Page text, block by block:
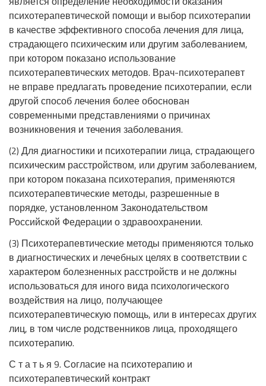
психотерапевтической помощи и выбор психотерапии
в качестве эффективного способа лечения для лица,
страдающего психическим или другим заболеванием,
при котором показано использование
психотерапевтических методов. Врач-психотерапевт
не вправе предлагать проведение психотерапии, если
другой способ лечения более обоснован
современными представлениями о причинах
возникновения и течения заболевания.
(2) Для диагностики и психотерапии лица, страдающего
психическим расстройством, или другим заболеванием,
при котором показана психотерапия, применяются
психотерапевтические методы, разрешенные в
порядке, установленном Законодательством
Российской Федерации о здравоохранении.
(3) Психотерапевтические методы применяются только
в диагностических и лечебных целях в соответствии с
характером болезненных расстройств и не должны
использоваться для иного вида психологического
воздействия на лицо, получающее
психотерапевтическую помощь, или в интересах других
лиц, в том числе родственников лица, проходящего
психотерапию.
С т а т ь я 9. Согласие на психотерапию и
психотерапевтический контракт